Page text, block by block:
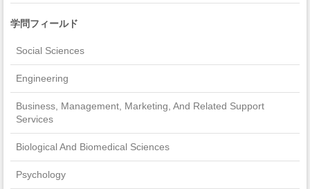
学問フィールド
Social Sciences
Engineering
Business, Management, Marketing, And Related Support
Services
Biological And Biomedical Sciences
Psychology